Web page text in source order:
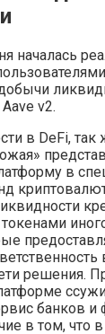
началась
v2.
в DeFi, так
в
решения.
банков
в том, что